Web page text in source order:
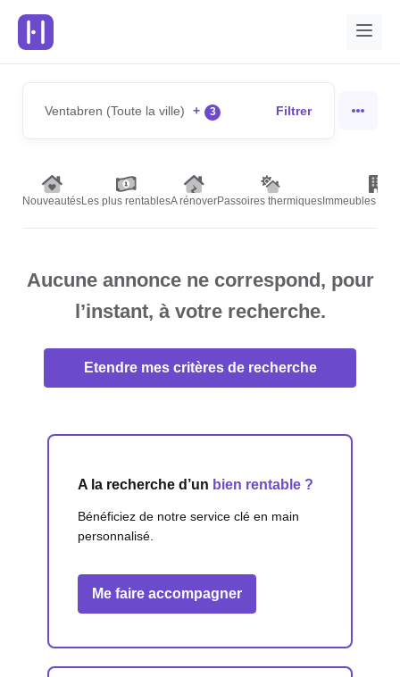
Ventabren (Toute la ville) + 3 Filtrer
NouveautésLes plus rentablesA rénoverPassoires thermiques Immeubles de
Aucune annonce ne correspond, pour
l’instant, à votre recherche.
Etendre mes critères de recherche
A la recherche d’un bien rentable ?
Bénéficiez de notre service clé en main
personnalisé.
Me faire accompagner